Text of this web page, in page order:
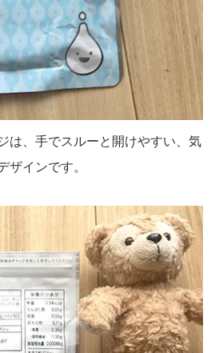
は、手でスルーと開けやすい、気
ザインです。